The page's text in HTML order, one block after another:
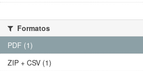
Formatos
PDF (1)
ZIP + CSV (1)